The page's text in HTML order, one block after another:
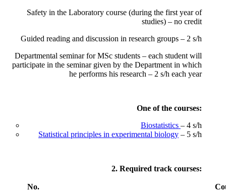
Safety in the Laboratory course (during the first year of
studies) – no credit
Guided reading and discussion in research groups – 2 s/h
Departmental seminar for MSc students – each student will
participate in the seminar given by the Department in which
he performs his research – 2 s/h each year
One of the courses:
Biostatistics – 4 s/h
Statistical principles in experimental biology – 5 s/h
2. Required track courses:
No.